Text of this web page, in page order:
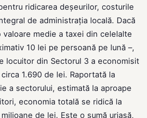
ridicarea deșeurilor, costurile
de administrația locală. Dacă
valoare medie a taxei din celelalte
10 lei pe persoană pe lună –,
locuitor din Sectorul 3 a economisit
1.690 de lei. Raportată la
a sectorului, estimată la aproape
economia totală se ridică la
de lei. Este o sumă uriașă,